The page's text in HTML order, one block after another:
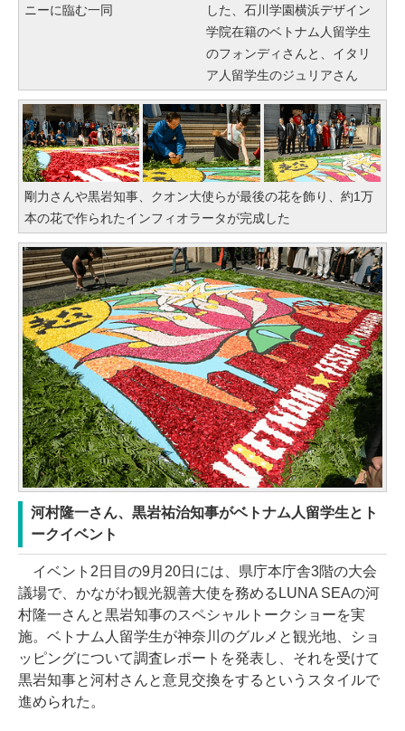
ニーに臨む一同
した、石川学園横浜デザイン
学院在籍のベトナム人留学生
のフォンディさんと、イタリ
ア人留学生のジュリアさん
剛力さんや黒岩知事、クオン大使らが最後の花を飾り、約1万
本の花で作られたインフィオラータが完成した
河村隆一さん、黒岩祐治知事がベトナム人留学生とト
ークイベント
イベント2日目の9月20日には、県庁本庁舎3階の大会
議場で、かながわ観光親善大使を務めるLUNA SEAの河
村隆一さんと黒岩知事のスペシャルトークショーを実
施。ベトナム人留学生が神奈川のグルメと観光地、ショ
ッピングについて調査レポートを発表し、それを受けて
黒岩知事と河村さんと意見交換をするというスタイルで
進められた。